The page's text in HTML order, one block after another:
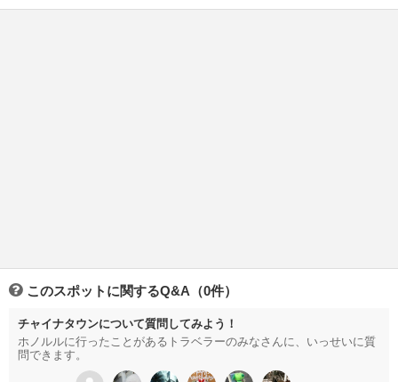
このスポットに関するQ&A（0件）
チャイナタウンについて質問してみよう！
ホノルルに行ったことがあるトラベラーのみなさんに、いっせいに質
問できます。